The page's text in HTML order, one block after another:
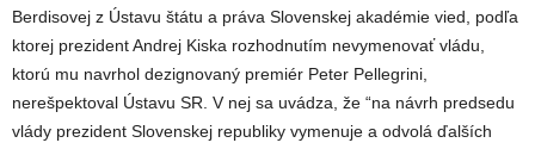
Berdisovej z Ústavu štátu a práva Slovenskej akadémie vied, podľa
ktorej prezident Andrej Kiska rozhodnutím nevymenovať vládu,
ktorú mu navrhol dezignovaný premiér Peter Pellegrini,
nerešpektoval Ústavu SR. V nej sa uvádza, že “na návrh predsedu
vlády prezident Slovenskej republiky vymenuje a odvolá ďalších